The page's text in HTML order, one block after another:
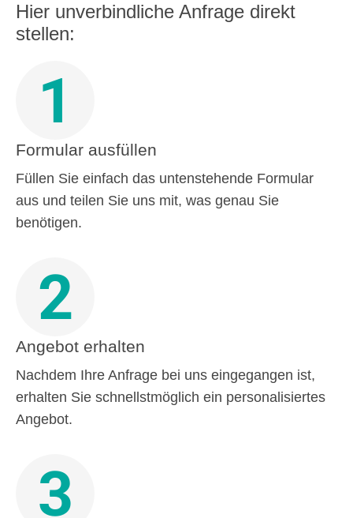
Hier unverbindliche Anfrage direkt
stellen:
1
Formular ausfüllen
Füllen Sie einfach das untenstehende Formular
aus und teilen Sie uns mit, was genau Sie
benötigen.
2
Angebot erhalten
Nachdem Ihre Anfrage bei uns eingegangen ist,
erhalten Sie schnellstmöglich ein personalisiertes
Angebot.
3